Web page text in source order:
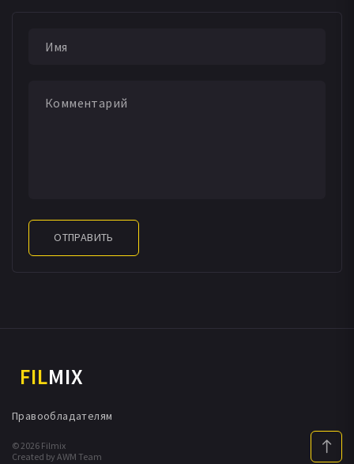
ОТПРАВИТЬ
FILMIX
© 2026 Filmix
Created by AWM Team
Правообладателям